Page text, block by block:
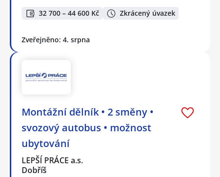
32 700 – 44 600 Kč Zkrácený úvazek
Zveřejněno: 4. srpna
Montážní dělník • 2 směny •
svozový autobus • možnost
ubytování
LEPŠÍ PRÁCE a.s.
Dobříš